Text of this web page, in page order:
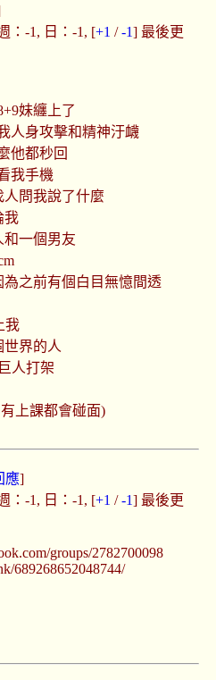
：-1, 日：-1, [+1 /-1] 最後更
妹纏上了
人身攻擊和精神汙衊
他都秒回
我手機
問我說了什麼
我
一個男友
之前有個白目無憶間透
我
界的人
人打架
上課都會碰面)
應]
：-1, 日：-1, [+1 /-1] 最後更
groups/2782700098
689268652048744/